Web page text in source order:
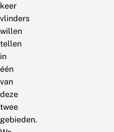
keer
vlinders
willen
tellen
in
één
van
deze
twee
gebieden.